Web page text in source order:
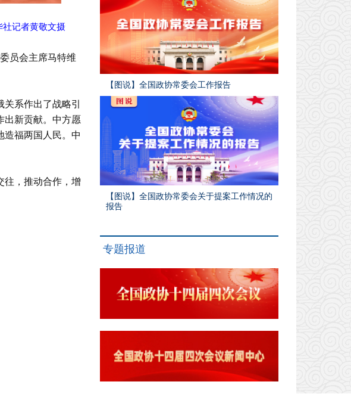
社记者黄敬文摄
员会主席马特维
系作出了战略引
出新贡献。中方愿
造福两国人民。中
往，推动合作，增
【图说】全国政协常委会工作报告
【图说】全国政协常委会关于提案工作情况的
报告
专题报道